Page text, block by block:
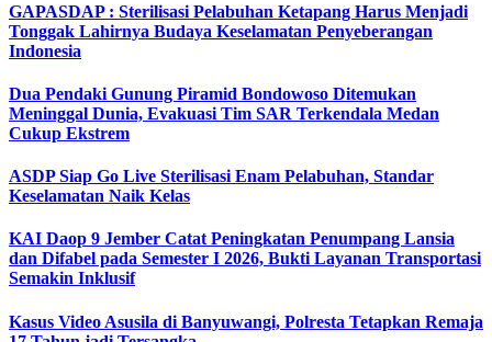
GAPASDAP : Sterilisasi Pelabuhan Ketapang Harus Menjadi
Tonggak Lahirnya Budaya Keselamatan Penyeberangan
Indonesia
Dua Pendaki Gunung Piramid Bondowoso Ditemukan
Meninggal Dunia, Evakuasi Tim SAR Terkendala Medan
Cukup Ekstrem
ASDP Siap Go Live Sterilisasi Enam Pelabuhan, Standar
Keselamatan Naik Kelas
KAI Daop 9 Jember Catat Peningkatan Penumpang Lansia
dan Difabel pada Semester I 2026, Bukti Layanan Transportasi
Semakin Inklusif
Kasus Video Asusila di Banyuwangi, Polresta Tetapkan Remaja